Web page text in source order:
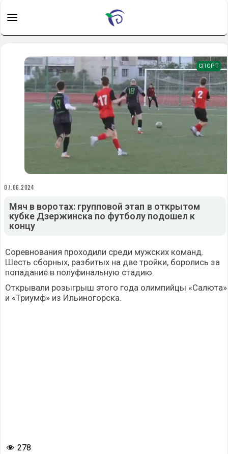
СПОРТ
07.06.2024
Мяч в воротах: групповой этап в открытом
кубке Дзержинска по футболу подошел к
концу
Соревнования проходили среди мужских команд.
Шесть сборных, разбитых на две тройки, боролись за
попадание в полуфинальную стадию.
Открывали розыгрыш этого года олимпийцы «Салюта»
и «Триумф» из Ильиногорска.
278